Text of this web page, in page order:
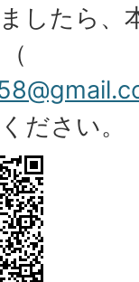
したら、
ださい。